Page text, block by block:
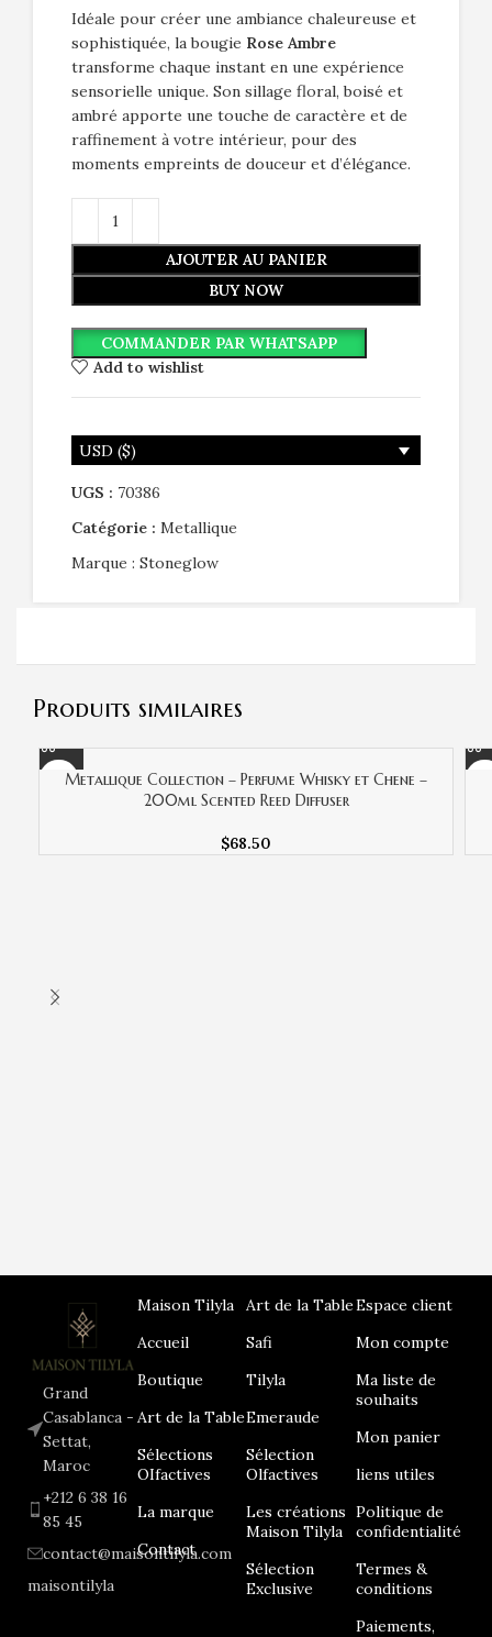
Idéale pour créer une ambiance chaleureuse et
sophistiquée, la bougie Rose Ambre
transforme chaque instant en une expérience
sensorielle unique. Son sillage floral, boisé et
ambré apporte une touche de caractère et de
raffinement à votre intérieur, pour des
moments empreints de douceur et d’élégance.
AJOUTER AU PANIER
BUY NOW
COMMANDER PAR WHATSAPP
Add to wishlist
USD ($)
UGS : 70386
Catégorie : Metallique
Marque : Stoneglow
Produits similaires
Metallique Collection – Perfume Whisky et Chene –
200ml Scented Reed Diffuser
$68.50
Grand
Casablanca -
Settat,
Maroc
+212 6 38 16
85 45
contact@maisontilyla.com
maisontilyla
Maison Tilyla
Accueil
Boutique
Art de la Table
Sélections
OIfactives
La marque
Contact
Art de la Table
Safi
Tilyla
Emeraude
Sélection
Olfactives
Les créations
Maison Tilyla
Sélection
Exclusive
Espace client
Mon compte
Ma liste de
souhaits
Mon panier
liens utiles
Politique de
confidentialité
Termes &
conditions
Paiements,